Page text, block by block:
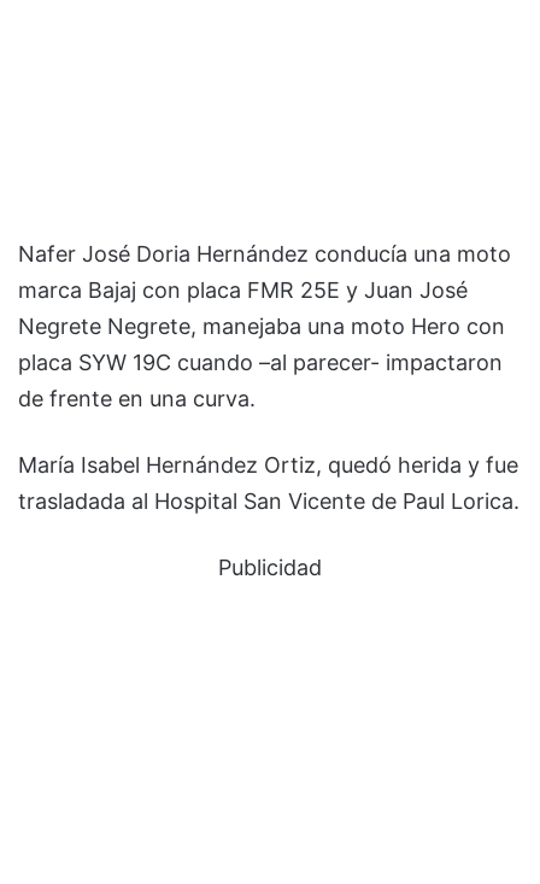
Nafer José Doria Hernández conducía una moto
marca Bajaj con placa FMR 25E y Juan José
Negrete Negrete, manejaba una moto Hero con
placa SYW 19C cuando –al parecer- impactaron
de frente en una curva.
María Isabel Hernández Ortiz, quedó herida y fue
trasladada al Hospital San Vicente de Paul Lorica.
Publicidad